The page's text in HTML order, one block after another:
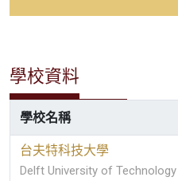
學校資料
學校名稱
台夫特科技大學
Delft University of Technology